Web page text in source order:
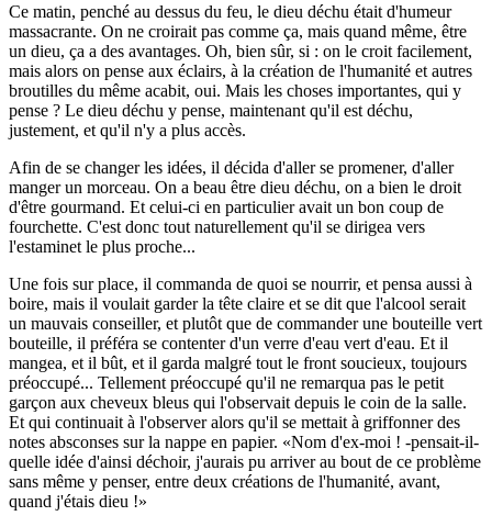
Ce matin, penché au dessus du feu, le dieu déchu était d'humeur
massacrante. On ne croirait pas comme ça, mais quand même, être
un dieu, ça a des avantages. Oh, bien sûr, si : on le croit facilement,
mais alors on pense aux éclairs, à la création de l'humanité et autres
broutilles du même acabit, oui. Mais les choses importantes, qui y
pense ? Le dieu déchu y pense, maintenant qu'il est déchu,
justement, et qu'il n'y a plus accès.
Afin de se changer les idées, il décida d'aller se promener, d'aller
manger un morceau. On a beau être dieu déchu, on a bien le droit
d'être gourmand. Et celui-ci en particulier avait un bon coup de
fourchette. C'est donc tout naturellement qu'il se dirigea vers
l'estaminet le plus proche...
Une fois sur place, il commanda de quoi se nourrir, et pensa aussi à
boire, mais il voulait garder la tête claire et se dit que l'alcool serait
un mauvais conseiller, et plutôt que de commander une bouteille vert
bouteille, il préféra se contenter d'un verre d'eau vert d'eau. Et il
mangea, et il bût, et il garda malgré tout le front soucieux, toujours
préoccupé... Tellement préoccupé qu'il ne remarqua pas le petit
garçon aux cheveux bleus qui l'observait depuis le coin de la salle.
Et qui continuait à l'observer alors qu'il se mettait à griffonner des
notes absconses sur la nappe en papier.
Nom d'ex-moi ! -pensait-il-
quelle idée d'ainsi déchoir, j'aurais pu arriver au bout de ce problème
sans même y penser, entre deux créations de l'humanité, avant,
quand j'étais dieu !